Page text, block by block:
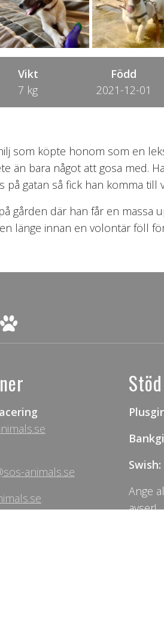
Vikt
7 kg
Född
2021-12-01
som köpte honom som en
än bara något att gosa med.
på gatan så fick han komma till
gården där han får en
länge innan en volontär föll
animals.se
Swish:
Ange
avser!